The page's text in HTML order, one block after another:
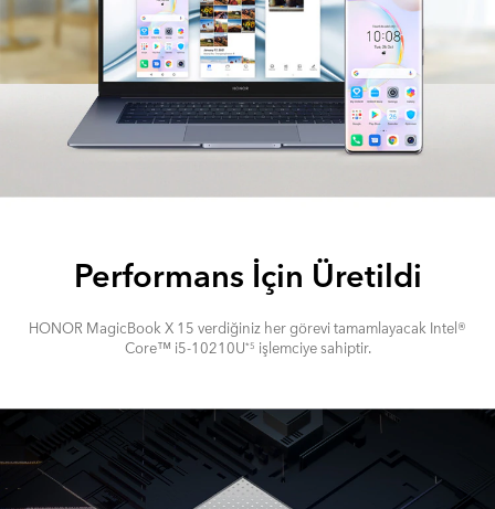
Performans İçin Üretildi
HONOR MagicBook X 15 verdiğiniz her görevi tamamlayacak Intel®
Core™ i5-10210U*5 işlemciye sahiptir.